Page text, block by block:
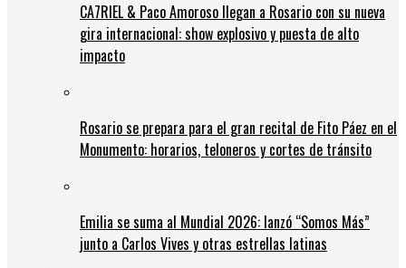
CA7RIEL & Paco Amoroso llegan a Rosario con su nueva
gira internacional: show explosivo y puesta de alto
impacto
Rosario se prepara para el gran recital de Fito Páez en el
Monumento: horarios, teloneros y cortes de tránsito
Emilia se suma al Mundial 2026: lanzó “Somos Más”
junto a Carlos Vives y otras estrellas latinas